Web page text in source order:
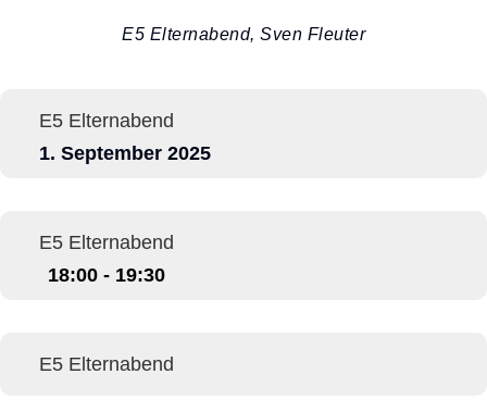
E5 Elternabend, Sven Fleuter
E5 Elternabend
1. September 2025
E5 Elternabend
18:00 - 19:30
E5 Elternabend